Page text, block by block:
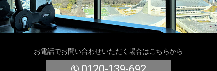
お電話でお問い合わせいただく場合はこちらから